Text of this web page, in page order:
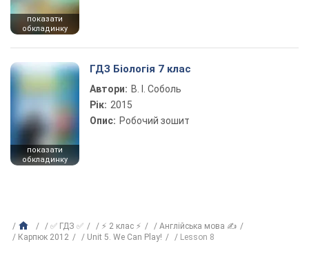
показати
обкладинку
показати
обкладинку
ГДЗ Біологія 7 клас
Автори: В. І. Соболь
Рік: 2015
Опис: Робочий зошит
✅ ГДЗ ✅ ⚡ 2 клас ⚡
Англійська мова ✍
Карпюк 2012
Unit 5. We Can Play! Lesson 8